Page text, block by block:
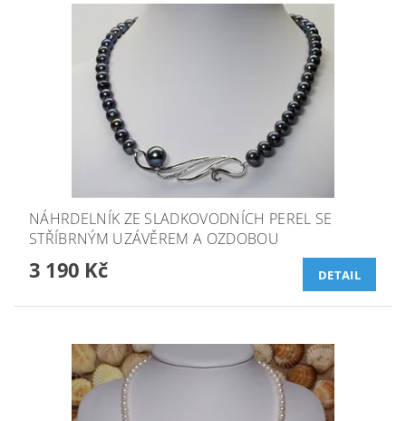
NÁHRDELNÍK ZE SLADKOVODNÍCH PEREL SE
STŘÍBRNÝM UZÁVĚREM A OZDOBOU
3 190 Kč DETAIL